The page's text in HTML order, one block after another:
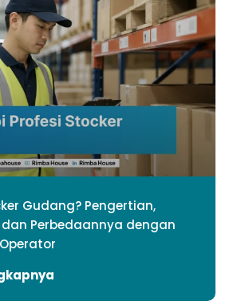
Gudang? Pengertian,
dan Perbedaannya dengan